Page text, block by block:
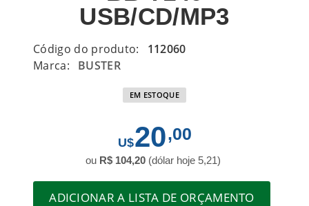
USB/CD/MP3
Código do produto:
112060
Marca:
BUSTER
EM ESTOQUE
20,00
ou R$ 104,20(dólar hoje 5,21)
ADICIONAR A LISTA DE ORÇAMENTO